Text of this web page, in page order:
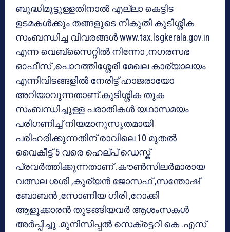
ബുദ്ധിമുട്ടുള്ളതിനാൽ എല്ലാ കെട്ടിട
ഉടമകൾക്കും തങ്ങളുടെ നികുതി കുടിശ്ശിക
സംബന്ധിച്ച വിവരങ്ങൾ www.tax.lsgkerala.gov.in
എന്ന വെബ്‌സൈറ്റിൽ നിന്നോ ,നഗരസഭ
ഓഫീസ് ,പൊറത്തിശ്ശേരി മേഖല കാര്യാലയം
എന്നിവിടങ്ങളിൽ നേരിട്ട് ഹാജരായോ
അറിയാവുന്നതാണ്.കുടിശ്ശിക തുക
സംബന്ധിച്ചുള്ള പരാതികൾ യഥാസമയം
പരിഗണിച്ച് നിയമാനുസൃതമായി
പരിഹരിക്കുന്നതിന് രാവിലെ 10 മുതൽ
വൈകീട്ട് 5 വരെ ഹെല്പ് ഡെസ്ക്
പ്രവർത്തിക്കുന്നതാണ് .കൗൺസിലർമാരായ
വത്സല ശശി ,കുര്യൻ ജോസഫ് ,സന്തോഷ്
ബോബൻ ,സോണിയ ഗിരി ,റോക്കി
ആളൂക്കാരൻ തുടങ്ങിയവർ ആശംസകൾ
അർപ്പിച്ചു .മുനിസിപ്പൽ സെക്രട്ടറി കെ .എസ്